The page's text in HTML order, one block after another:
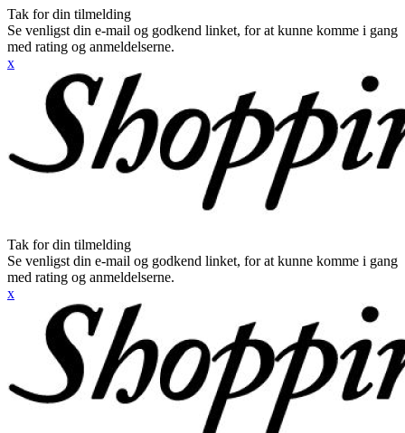
Tak for din tilmelding
Se venligst din e-mail og godkend linket, for at kunne komme i gang
med rating og anmeldelserne.
x
Tak for din tilmelding
Se venligst din e-mail og godkend linket, for at kunne komme i gang
med rating og anmeldelserne.
x